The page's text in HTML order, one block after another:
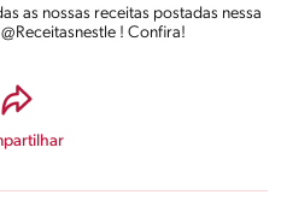
as nossas receitas postadas nessa
! Confira!